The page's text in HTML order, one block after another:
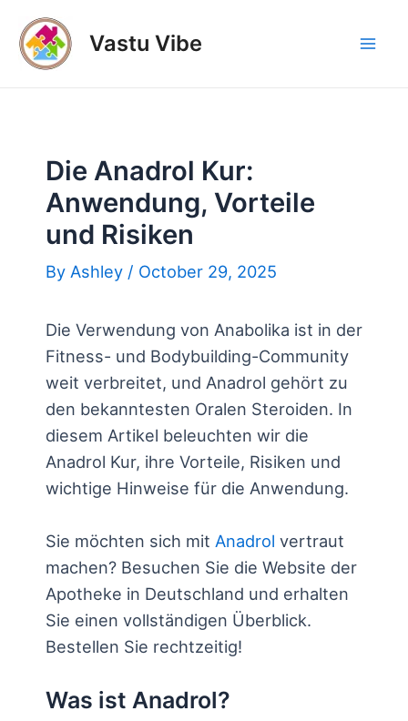
content
Vastu Vibe
Die Anadrol Kur:
Anwendung, Vorteile
und Risiken
By Ashley / October 29, 2025
Die Verwendung von Anabolika ist in der
Fitness- und Bodybuilding-Community
weit verbreitet, und Anadrol gehört zu
den bekanntesten Oralen Steroiden. In
diesem Artikel beleuchten wir die
Anadrol Kur, ihre Vorteile, Risiken und
wichtige Hinweise für die Anwendung.
Sie möchten sich mit Anadrol vertraut
machen? Besuchen Sie die Website der
Apotheke in Deutschland und erhalten
Sie einen vollständigen Überblick.
Bestellen Sie rechtzeitig!
Was ist Anadrol?